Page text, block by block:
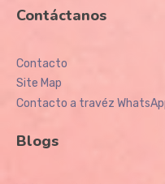
Contáctanos
Contacto
Site Map
Contacto a travéz
Blogs